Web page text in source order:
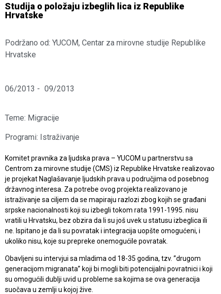
Studija o položaju izbeglih lica iz Republike
Hrvatske
Podržano od: YUCOM, Centar za mirovne studije Republike
Hrvatske
06/2013 - 09/2013
Teme: Migracije
Programi: Istraživanje
Komitet pravnika za ljudska prava – YUCOM u partnerstvu sa
Centrom za mirovne studije (CMS) iz Republike Hrvatske realizovao
je projekat Naglašavanje ljudskih prava u područjima od posebnog
državnog interesa. Za potrebe ovog projekta realizovano je
istraživanje sa ciljem da se mapiraju razlozi zbog kojih se građani
srpske nacionalnosti koji su izbegli tokom rata 1991-1995. nisu
vratili u Hrvatsku, bez obzira da li su još uvek u statusu izbeglica ili
ne. Ispitano je da li su povratak i integracija uopšte omogućeni, i
ukoliko nisu, koje su prepreke onemogućile povratak.
Obavljeni su intervjui sa mladima od 18-35 godina, tzv. ”drugom
generacijom migranata” koji bi mogli biti potencijalni povratnici i koji
su omogućili dublji uvid u probleme sa kojima se ova generacija
suočava u zemlji u kojoj žive.